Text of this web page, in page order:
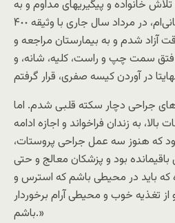
و با تلاش خانواده و پیگیریهاى مداوم و به
دلیل وضعیت وخیم جسمانى‌ام، در مرداد سال جارى با وثیقه ۴٠٠
آزاد شدم و به بیمارستان مراجعه و
سمت چپ و راست، کلیه، شانه، و
جراحى دچار سکته قلبى شدم. اما
بالا، به زندان فراخواند و اجازه ادامه
بود که هنوز سه عمل جراحى پروستات،
بود و پزشکان معالج و حتى
که باید در محیطى باشم که استرس و
تغذیه خوب و محیطى آرام برخوردار
باشم.»